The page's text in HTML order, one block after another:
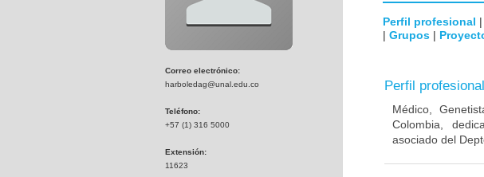
Correo electrónico:
harboledag@unal.edu.co
Teléfono:
+57 (1) 316 5000
Extensión:
11623
Perfil profesional |
| Grupos |
Perfil profesional
Médico,
Colombia,
asociado del